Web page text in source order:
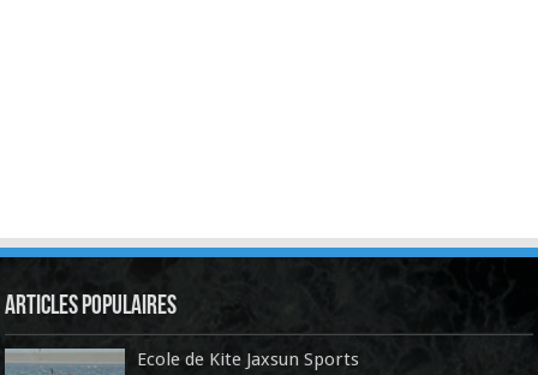
Articles Populaires
Ecole de Kite Jaxsun Sports